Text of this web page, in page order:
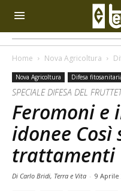
Home Nova Agricoltura
Nova Agricoltura Difesa
SPECIALE DIFESA DEL
Feromoni
idonee
trattamenti
Di Carlo Bridi, Terra e Vita - 9 Aprile